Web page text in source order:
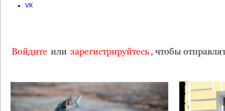
VK
Войдите или зарегистрируйтесь, чтобы